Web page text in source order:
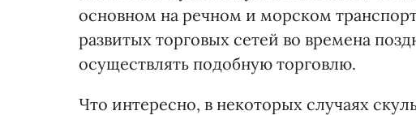
основном на речном и морском
развитых торговых сетей во времена
осуществлять подобную торговлю.
Что интересно, в некоторых случаях